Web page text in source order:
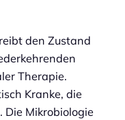
den Zustand
Therapie.
Kranke, die
Mikrobiologie